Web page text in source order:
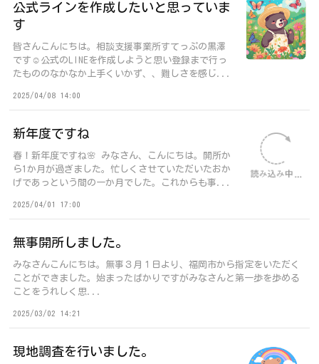
公式ラインを作成したいと思っていま
す
皆さんこんにちは。相談支援事業所すてっぷの黒澤
です☺公式のLINEを作成しようと思い登録まで行っ
たもののなかなか上手くいかず、、難しさを感じ...
2025/04/08 14:00
新年度ですね
春！新年度ですね🌸 みなさん、こんにちは。開所か
ら1か月が過ぎました。忙しくさせていただいたおか
げであっという間の一か月でした。これからも事...
2025/04/01 17:00
無事開所しました。
みなさんこんにちは。無事３月１日より、福岡市から指定をいただく
ことができました。始まったばかりですがみなさんと第一歩を歩める
ことをうれしく思...
2025/03/02 14:21
現地調査を行いました。